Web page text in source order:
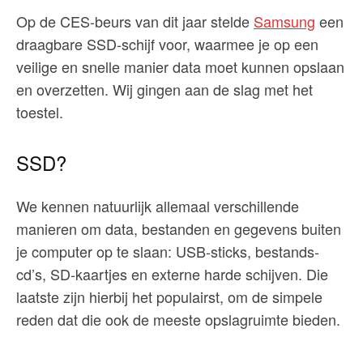
Op de CES-beurs van dit jaar stelde Samsung een
draagbare SSD-schijf voor, waarmee je op een
veilige en snelle manier data moet kunnen opslaan
en overzetten. Wij gingen aan de slag met het
toestel.
SSD?
We kennen natuurlijk allemaal verschillende
manieren om data, bestanden en gegevens buiten
je computer op te slaan: USB-sticks, bestands-
cd’s, SD-kaartjes en externe harde schijven. Die
laatste zijn hierbij het populairst, om de simpele
reden dat die ook de meeste opslagruimte bieden.